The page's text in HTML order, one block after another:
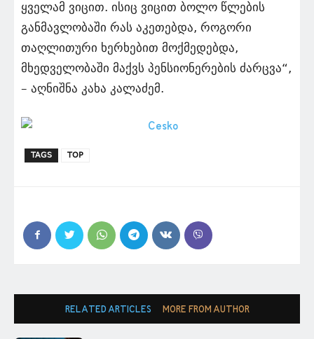
ყველამ ვიცით. ისიც ვიცით ბოლო წლების
განმავლობაში რას აკეთებდა, როგორი
თაღლითური ხერხებით მოქმედებდა,
მხედველობაში მაქვს პენსიონერების ძარცვა“,
– აღნიშნა კახა კალაძემ.
TAGS TOP
RELATED ARTICLES MORE FROM AUTHOR